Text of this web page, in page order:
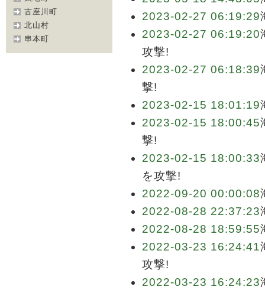
古座川町
北山村
串本町
2023-02-27 06:19:29
2023-02-27 06:19:20
攻撃!
2023-02-27 06:18:39
撃!
2023-02-15 18:01:19
2023-02-15 18:00:45
撃!
2023-02-15 18:00:33
を攻撃!
2022-09-20 00:00:08
2022-08-28 22:37:23
2022-08-28 18:59:55
2022-03-23 16:24:41
攻撃!
2022-03-23 16:24:23